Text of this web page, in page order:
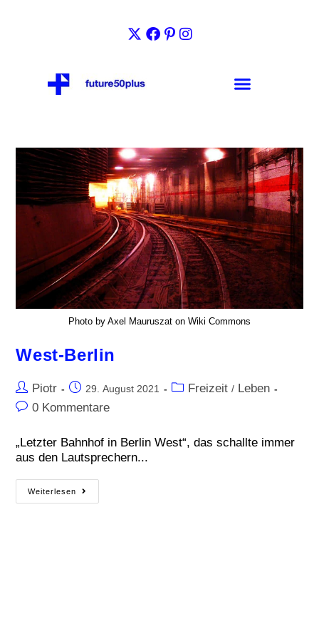
Photo by Axel Mauruszat on Wiki Commons
West-Berlin
Piotr 29. August 2021 Freizeit / Leben
0 Kommentare
„Letzter Bahnhof in Berlin West“, das schallte immer
aus den Lautsprechern...
Weiterlesen